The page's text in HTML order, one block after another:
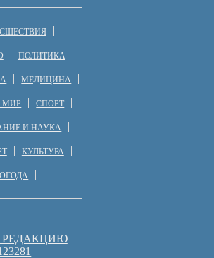
ПОЛИТИКА
МЕДИЦИНА
МИР СПОРТ
И НАУКА
КУЛЬТУРА
РЕДАКЦИЮ